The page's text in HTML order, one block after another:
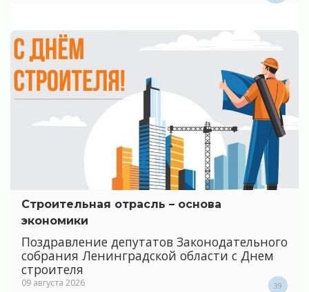
Строительная отрасль – основа
экономики
Поздравление депутатов Законодательного
собрания Ленинградской области с Днем
строителя
09 августа 2026 39